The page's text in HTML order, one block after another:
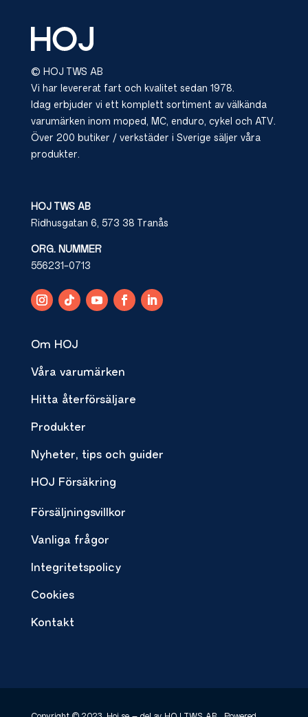
© HOJ TWS AB
Vi har levererat fart och kvalitet sedan 1978.
Idag erbjuder vi ett komplett sortiment av välkända
varumärken inom moped, MC, enduro, cykel och ATV.
Över 200 butiker / verkstäder i Sverige säljer våra
produkter.
HOJ TWS AB
Ridhusgatan 6, 573 38 Tranås
ORG. NUMMER
556231-0713
Om HOJ
Våra varumärken
Hitta återförsäljare
Produkter
Nyheter, tips och guider
HOJ Försäkring
Försäljningsvillkor
Vanliga frågor
Integritetspolicy
Cookies
Kontakt